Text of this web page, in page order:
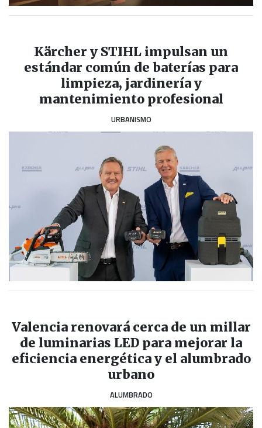
Kärcher y STIHL impulsan un
estándar común de baterías para
limpieza, jardinería y
mantenimiento profesional
URBANISMO
Valencia renovará cerca de un millar
de luminarias LED para mejorar la
eficiencia energética y el alumbrado
urbano
ALUMBRADO